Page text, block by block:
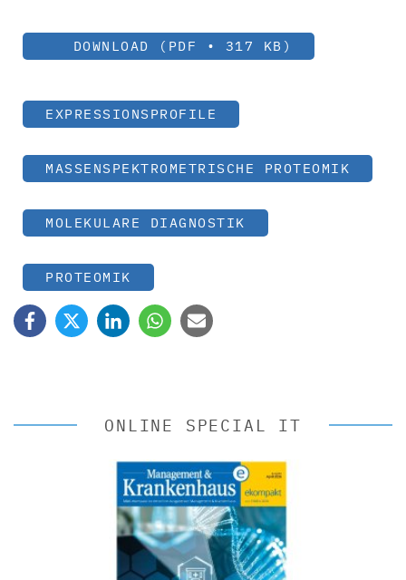
DOWNLOAD (PDF • 317 KB)
EXPRESSIONSPROFILE
MASSENSPEKTROMETRISCHE PROTEOMIK
MOLEKULARE DIAGNOSTIK
PROTEOMIK
ONLINE SPECIAL IT